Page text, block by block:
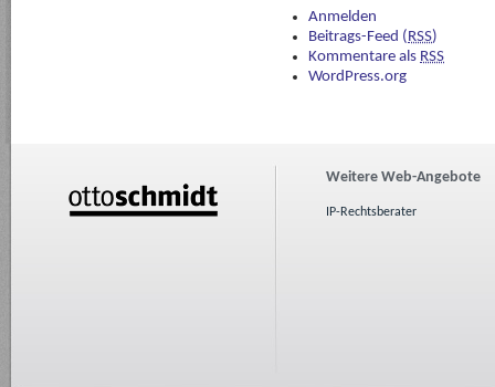
Anmelden
Beitrags-Feed (RSS)
Kommentare als RSS
WordPress.org
Weitere Web-Angebote
IP-Rechtsberater